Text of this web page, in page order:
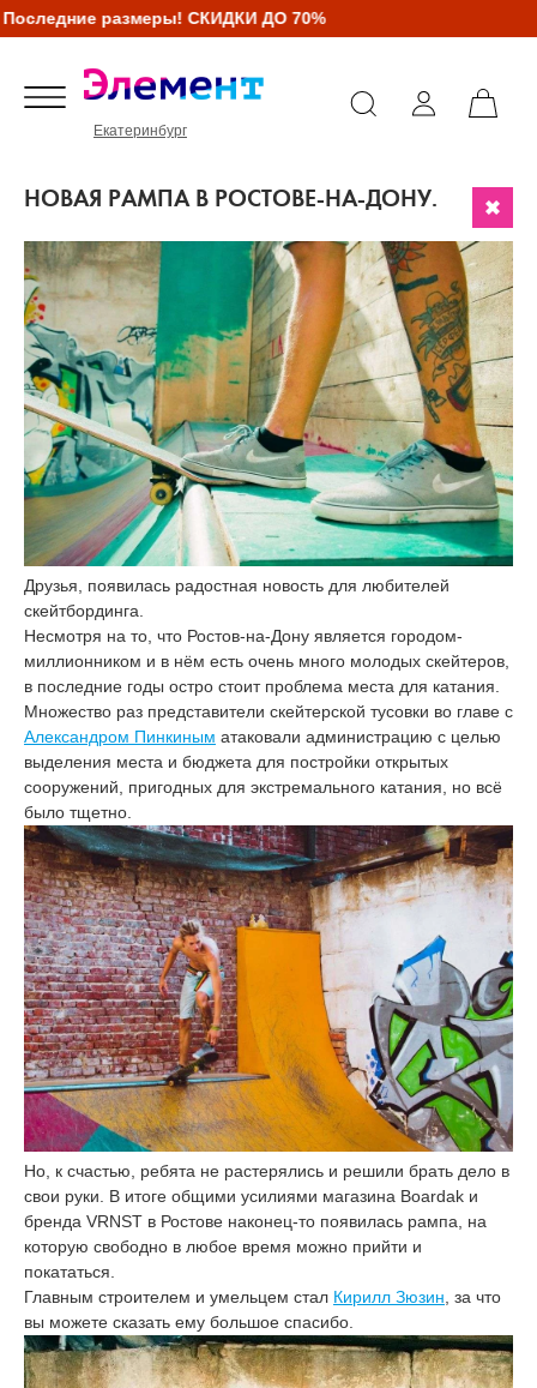
размеры! СКИДКИ ДО 70%
Екатеринбург
НОВАЯ РАМПА В РОСТОВЕ-НА-ДОНУ.
Друзья, появилась радостная новость для любителей
скейтбординга.
Несмотря на то, что Ростов-на-Дону является городом-
миллионником и в нём есть очень много молодых скейтеров,
в последние годы остро стоит проблема места для катания.
Множество раз представители скейтерской тусовки во главе с
Александром Пинкиным атаковали администрацию с целью
выделения места и бюджета для постройки открытых
сооружений, пригодных для экстремального катания, но всё
было тщетно.
Но, к счастью, ребята не растерялись и решили брать дело в
свои руки. В итоге общими усилиями магазина Boardak и
бренда VRNST в Ростове наконец-то появилась рампа, на
которую свободно в любое время можно прийти и
покататься.
Главным строителем и умельцем стал Кирилл Зюзин , за что
вы можете сказать ему большое спасибо.